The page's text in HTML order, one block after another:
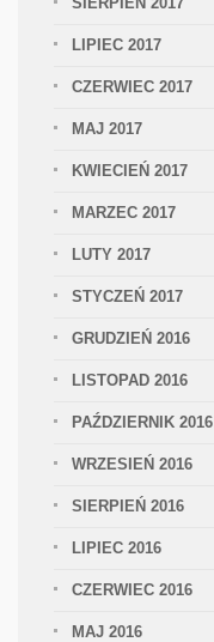
LIPIEC 2017
CZERWIEC 2017
MAJ 2017
KWIECIEŃ 2017
MARZEC 2017
LUTY 2017
STYCZEŃ 2017
GRUDZIEŃ 2016
LISTOPAD 2016
PAŹDZIERNIK 2016
WRZESIEŃ 2016
SIERPIEŃ 2016
LIPIEC 2016
CZERWIEC 2016
MAJ 2016